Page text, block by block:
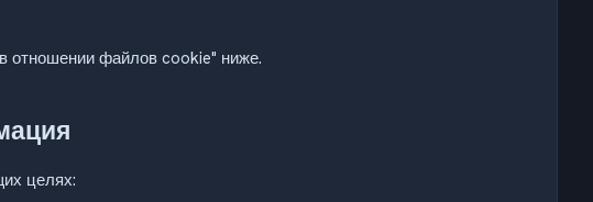
отношении файлов cookie" ниже.
целях: